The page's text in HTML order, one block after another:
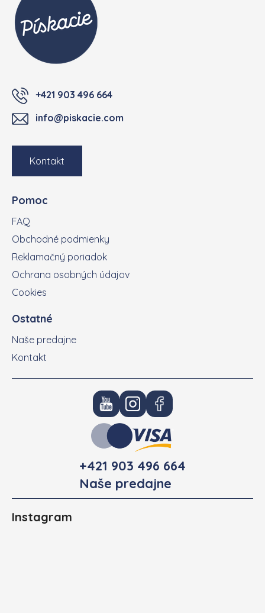
+421 903 496 664
info@piskacie.com
Kontakt
Pomoc
FAQ
Obchodné podmienky
Reklamačný poriadok
Ochrana osobných údajov
Cookies
Ostatné
Naše predajne
Kontakt
+421 903 496 664
Naše predajne
Instagram